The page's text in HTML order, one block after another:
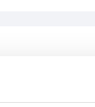
Gorizia –